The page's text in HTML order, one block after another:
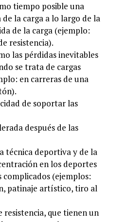
tiempo posible una
la carga a lo largo de la
de la carga (ejemplo:
resistencia).
las pérdidas inevitables
se trata de cargas
en carreras de una
de soportar las
después de las
técnica deportiva y de la
en los deportes
(ejemplos:
patinaje artístico, tiro al
resistencia, que tienen un